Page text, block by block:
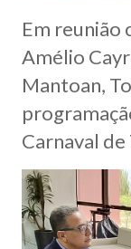
Em reunião
Amélio
Mantoan,
Carnaval de